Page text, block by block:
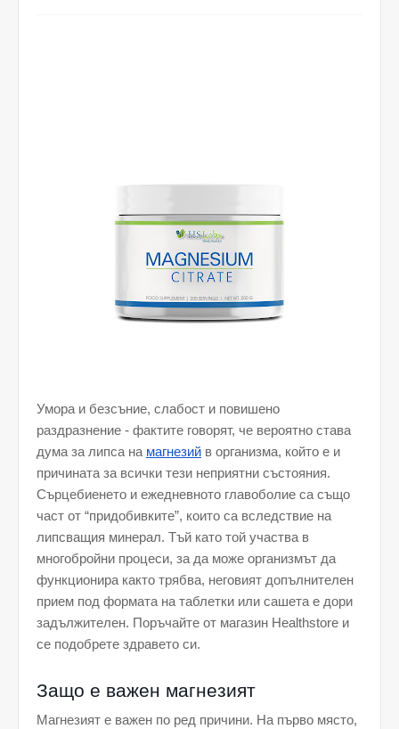
Умора и безсъние, слабост и повишено
раздразнение - фактите говорят, че вероятно става
дума за липса на магнезий в организма, който е и
причината за всички тези неприятни състояния.
Сърцебиенето и ежедневното главоболие са също
част от “придобивките”, които са вследствие на
липсващия минерал. Тъй като той участва в
многобройни процеси, за да може организмът да
функционира както трябва, неговият допълнителен
прием под формата на таблетки или сашета е дори
задължителен. Поръчайте от магазин Healthstore и
се подобрете здравето си.
Защо е важен магнезият
Магнезият е важен по ред причини. На първо място,